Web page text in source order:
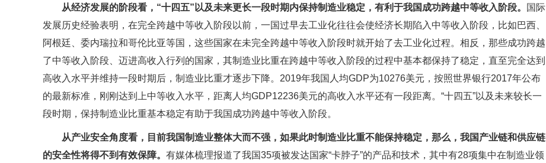
从经济发展的阶段看，“十四五”以及未来更长一段时期内保持制造业稳定，有利于我国成功跨越中等收入阶段。
国际
发展历史经验表明，在完全跨越中等收入阶段以前，一国过早去工业化往往会使经济长期陷入中等收入阶段，比如巴西、
阿根廷、委内瑞拉和哥伦比亚等国，这些国家在未完全跨越中等收入阶段时就开始了去工业化过程。相反，那些成功跨越
了中等收入阶段、迈进高收入行列的国家，其制造业比重在跨越中等收入阶段的过程中基本都保持了稳定，直至完全达到
高收入水平并维持一段时期后，制造业比重才逐步下降。2019年我国人均GDP为10276美元，按照世界银行2017年公布
的最新标准，刚刚达到上中等收入水平，距离人均GDP12236美元的高收入水平还有一段距离。“十四五”以及未来较长一
段时期，保持制造业比重基本稳定有助于我国成功跨越中等收入阶段。
从产业安全角度看，目前我国制造业整体大而不强，如果此时制造业比重不能保持稳定，那么，我国产业链和供应链
的安全性将得不到有效保障。 有媒体梳理报道了我国35项被发达国家“卡脖子”的产品和技术，其中有28项集中在制造业领